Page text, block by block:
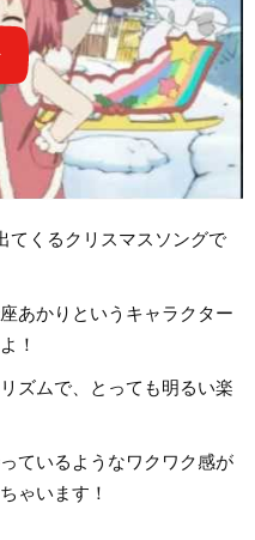
てくるクリスマスソングで
あかりというキャラクター
！
ズムで、とっても明るい楽
ているようなワクワク感が
ゃいます！